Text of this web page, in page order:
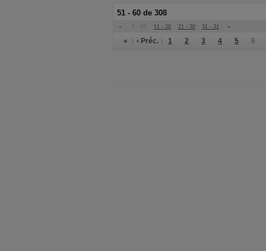
51 - 60 de 308
« 1 - 10 11 - 20 21 - 30 31 - 31 »
« ‹ Préc. 1 2 3 4 5 6